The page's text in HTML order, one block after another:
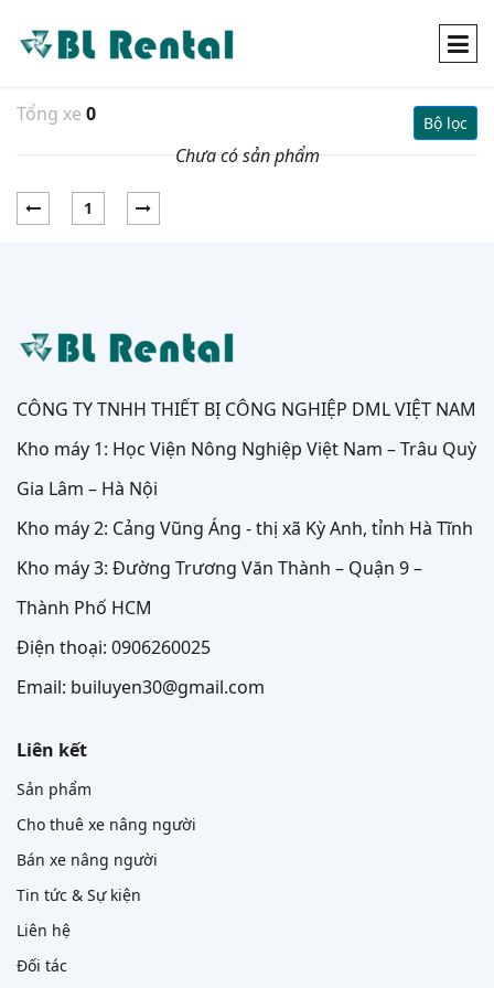
Tổng xe 0 Bộ lọc
Chưa có sản phẩm
1
CÔNG TY TNHH THIẾT BỊ CÔNG NGHIỆP DML VIỆT NAM
Kho máy 1: Học Viện Nông Nghiệp Việt Nam – Trâu Quỳ
Gia Lâm – Hà Nội
Kho máy 2: Cảng Vũng Áng - thị xã Kỳ Anh, tỉnh Hà Tĩnh
Kho máy 3: Đường Trương Văn Thành – Quận 9 –
Thành Phố HCM
Điện thoại: 0906260025
Email: builuyen30@gmail.com
Liên kết
Sản phẩm
Cho thuê xe nâng người
Bán xe nâng người
Tin tức & Sự kiện
Liên hệ
Đối tác